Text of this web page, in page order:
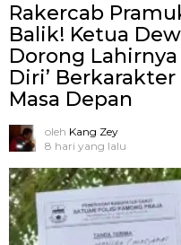
Rakercab
Balik! Ketua
Dorong Lahirnya
Diri’
Masa Depan
oleh Kang Zey
8 hari yang lalu